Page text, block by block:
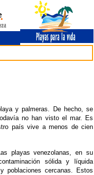
y palmeras. De hecho, se
no han visto el mar. Es
país vive a menos de cien
playas venezolanas, en su
sólida y líquida
poblaciones cercanas. Estos